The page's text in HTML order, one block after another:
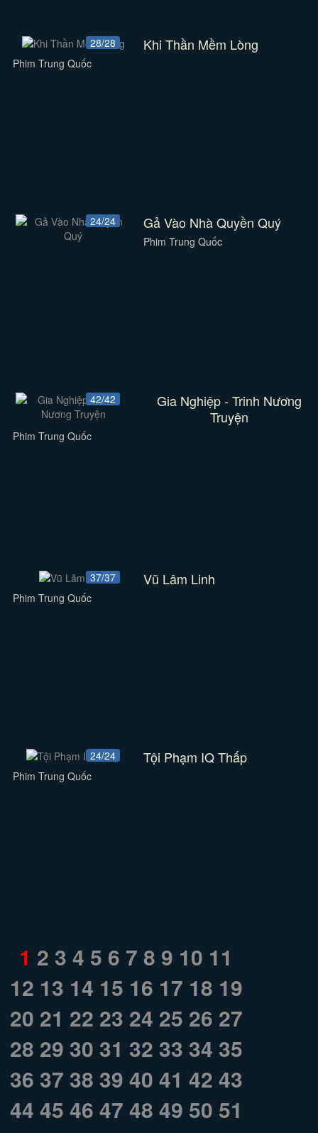
28/28 Khi Thần Mềm Lòng
Phim Trung Quốc
24/24 Gả Vào Nhà Quyền Quý
Phim Trung Quốc
42/42
Gia Nghiệp - Trinh Nương
Truyện
Phim Trung Quốc
37/37 Vũ Lâm Linh
Phim Trung Quốc
24/24 Tội Phạm IQ Thấp
Phim Trung Quốc
1 2 3 4 5 6 7 8 9 10 11
12 13 14 15 16 17 18 19
20 21 22 23 24 25 26 27
28 29 30 31 32 33 34 35
36 37 38 39 40 41 42 43
44 45 46 47 48 49 50 51